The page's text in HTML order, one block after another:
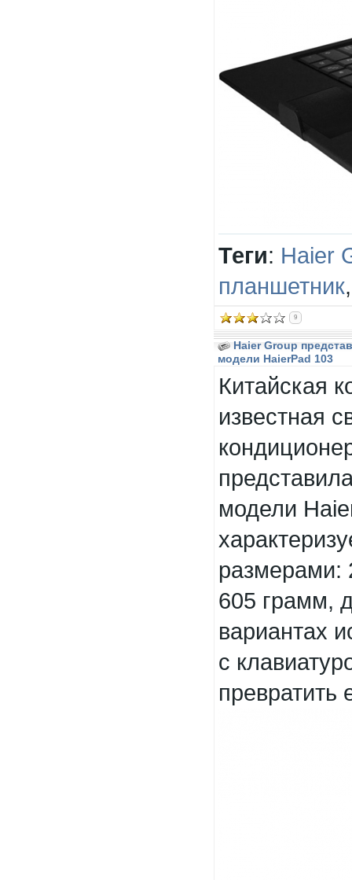
Теги: Haier
планшетник
9
Haier Group
модели HaierPad 103
Китайская
известная
модели
размерами:
605 грамм,
вариантах
с
превратить